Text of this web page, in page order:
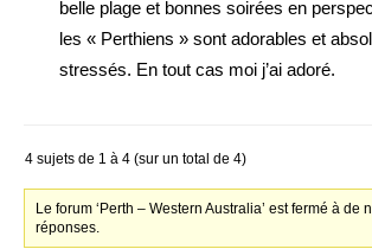
belle plage et bonnes soirées en
les « Perthiens » sont adorables et
stressés. En tout cas moi j’ai adoré.
4 sujets de 1 à 4 (sur un total de 4)
Le forum ‘Perth – Western Australia’ est fermé à de
réponses.